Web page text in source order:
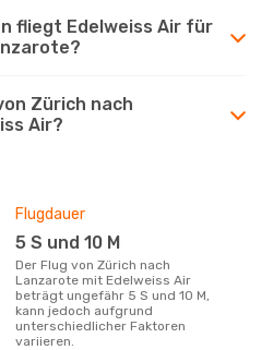
fliegt Edelweiss Air für
Zürich nach
Air?
Flugdauer
5 S und 10 M
Der Flug von Zürich nach
Lanzarote mit Edelweiss Air
beträgt ungefähr 5 S und 10 M,
kann jedoch aufgrund
unterschiedlicher Faktoren
variieren.